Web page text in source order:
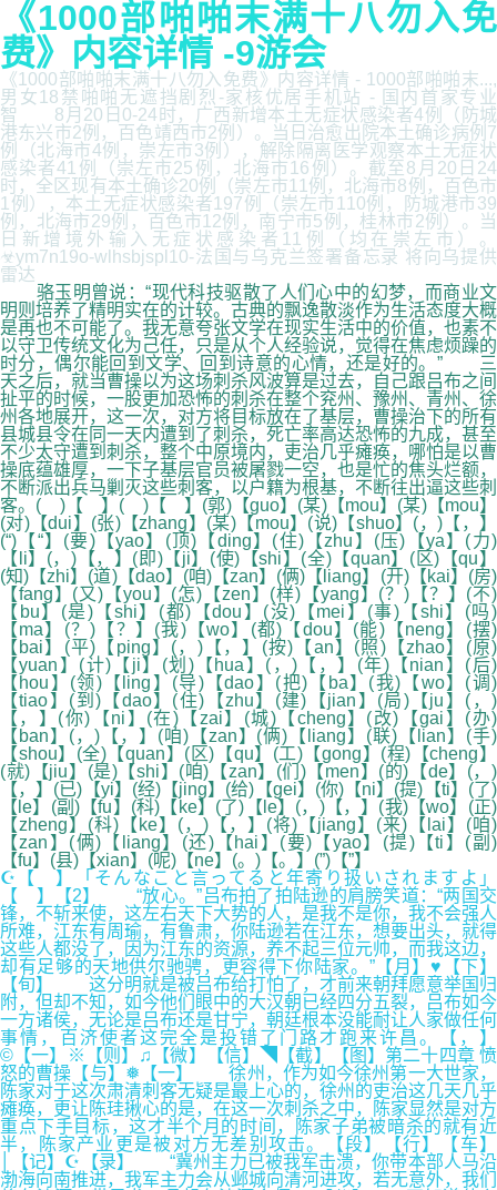
《1000部啪啪末满十八勿入免
费》内容详情 -9游会
《1000部啪啪末满十八勿入免费》内容详情 - 1000部啪啪末...,
男女18禁啪啪无遮挡剧烈-家核优居手机站 - 国内首家专业
智 8月20日0-24时，广西新增本土无症状感染者4例（防城
港东兴市2例，百色靖西市2例）。当日治愈出院本土确诊病例7
例（北海市4例，崇左市3例），解除隔离医学观察本土无症状
感染者41例（崇左市25例，北海市16例）。截至8月20日24
时，全区现有本土确诊20例（崇左市11例，北海市8例，百色市
1例），本土无症状感染者197例（崇左市110例，防城港市39
例，北海市29例，百色市12例，南宁市5例，桂林市2例）。当
日新增境外输入无症状感染者11例（均在崇左市）。
☣ym7n19o-wlhsbjspl10-法国与乌克兰签署备忘录 将向乌提供
雷达
骆玉明曾说：“现代科技驱散了人们心中的幻梦，而商业文
明则培养了精明实在的计较。古典的飘逸散淡作为生活态度大概
是再也不可能了。我无意夸张文学在现实生活中的价值，也素不
以守卫传统文化为己任，只是从个人经验说，觉得在焦虑烦躁的
时分，偶尔能回到文学、回到诗意的心情，还是好的。” 三
天之后，就当曹操以为这场刺杀风波算是过去，自己跟吕布之间
扯平的时候，一股更加恐怖的刺杀在整个兖州、豫州、青州、徐
州各地展开，这一次，对方将目标放在了基层，曹操治下的所有
县城县令在同一天内遭到了刺杀，死亡率高达恐怖的九成，甚至
不少太守遭到刺杀，整个中原境内，吏治几乎瘫痪，哪怕是以曹
操底蕴雄厚，一下子基层官员被屠戮一空，也是忙的焦头烂额，
不断派出兵马剿灭这些刺客，以户籍为根基，不断往出逼这些刺
客。( )【 】( )【 】(郭)【guo】(某)【mou】(某)【mou】
(对)【dui】(张)【zhang】(某)【mou】(说)【shuo】(，)【，】
(“)【“】(要)【yao】(顶)【ding】(住)【zhu】(压)【ya】(力)
【li】(，)【，】(即)【ji】(使)【shi】(全)【quan】(区)【qu】
(知)【zhi】(道)【dao】(咱)【zan】(俩)【liang】(开)【kai】(房)
【fang】(又)【you】(怎)【zen】(样)【yang】(？)【？】(不)
【bu】(是)【shi】(都)【dou】(没)【mei】(事)【shi】(吗)
【ma】(？)【？】(我)【wo】(都)【dou】(能)【neng】(摆)
【bai】(平)【ping】(，)【，】(按)【an】(照)【zhao】(原)
【yuan】(计)【ji】(划)【hua】(，)【，】(年)【nian】(后)
【hou】(领)【ling】(导)【dao】(把)【ba】(我)【wo】(调)
【tiao】(到)【dao】(住)【zhu】(建)【jian】(局)【ju】(，)
【，】(你)【ni】(在)【zai】(城)【cheng】(改)【gai】(办)
【ban】(，)【，】(咱)【zan】(俩)【liang】(联)【lian】(手)
【shou】(全)【quan】(区)【qu】(工)【gong】(程)【cheng】
(就)【jiu】(是)【shi】(咱)【zan】(们)【men】(的)【de】(，)
【，】(已)【yi】(经)【jing】(给)【gei】(你)【ni】(提)【ti】(了)
【le】(副)【fu】(科)【ke】(了)【le】(，)【，】(我)【wo】(正)
【zheng】(科)【ke】(，)【，】(将)【jiang】(来)【lai】(咱)
【zan】(俩)【liang】(还)【hai】(要)【yao】(提)【ti】(副)
【fu】(县)【xian】(呢)【ne】(。)【。】(”)【”】
☪【 】「そんなこと言ってると年寄り扱いされますよ」
【 】【2】 “放心。”吕布拍了拍陆逊的肩膀笑道：“两国交
锋，不斩来使，这左右天下大势的人，是我不是你，我不会强人
所难，江东有周瑜，有鲁肃，你陆逊若在江东，想要出头，就得
这些人都没了，因为江东的资源，养不起三位元帅，而我这边，
却有足够的天地供尔驰骋，更容得下你陆家。”【月】♥【下】
【旬】 这分明就是被吕布给打怕了，才前来朝拜愿意举国归
附，但却不知，如今他们眼中的大汉朝已经四分五裂，吕布如今
一方诸侯，无论是吕布还是甘宁，朝廷根本没能耐让人家做任何
事情，百济使者这完全是投错了门路才跑来许昌。【，】
©【一】※【则】♫【微】【信】◥【截】【图】第二十四章 愤
怒的曹操【与】❅【一】 徐州，作为如今徐州第一大世家，
陈家对于这次肃清刺客无疑是最上心的，徐州的吏治这几天几乎
瘫痪，更让陈珪揪心的是，在这一次刺杀之中，陈家显然是对方
重点下手目标，这才半个月的时间，陈家子弟被暗杀的就有近
半，陈家产业更是被对方无差别攻击。【段】【行】【车】
│【记】☪【录】 “冀州主力已被我军击溃，你带本部人马沿
渤海向南推进，我军主力会从邺城向清河进攻，若无意外，我们